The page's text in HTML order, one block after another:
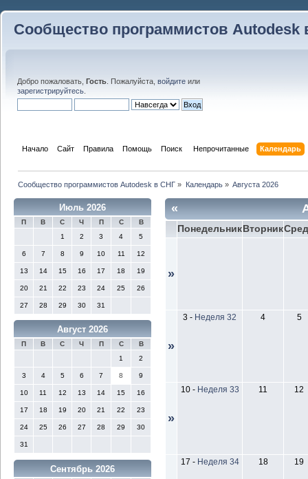
Сообщество программистов Autodesk
Добро пожаловать, Гость . Пожалуйста, войдите или
зарегистрируйтесь
Начало Сайт Правила Помощь Поиск Непрочитанные Календарь
Сообщество программистов Autodesk в СНГ » Календарь» Августа 2026
Июль 2026
П В С Ч П С
В
1
2 3 4 5
6 7 8 9 10 11 12
13 14 15 16 17 18 19
20 21 22 23 24 25 26
27 28 29 30 31
Август 2026
П В С Ч П С
В
1
2
3 4 5 6 7 8 9
10 11 12 13 14 15 16
17 18 19 20 21 22 23
24 25 26 27 28 29 30
31
Сентябрь 2026
«
ПонедельникВторник
»
»
3 - Неделя 32 4 5
»
10- Неделя 33 11 12
17 - Неделя 34 18 19